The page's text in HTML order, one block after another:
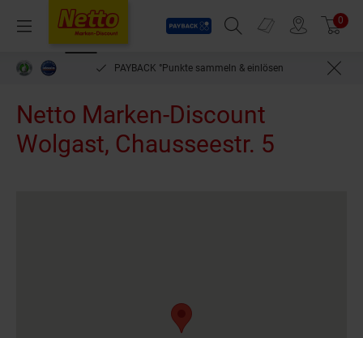
Menü
Payback
Suchfeld einblenden
Prospekte 0
PAYBACK °Punkte sammeln & einlösen
Netto Marken-Discount
Wolgast, Chausseestr. 5